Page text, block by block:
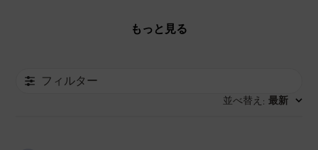
もっと見る
フィルター
並べ替え : 最新